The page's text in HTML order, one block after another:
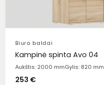
Biuro baldai
Kampinė spinta Avo 04
Aukštis: 2000 mmGylis: 820 mm
253 €